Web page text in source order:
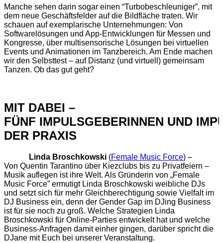
Manche sehen darin sogar einen “Turbobeschleuniger”, mit
dem neue Geschäftsfelder auf die Bildfläche traten. Wir
schauen auf exemplarische Unternehmungen: Von
Softwarelösungen und App-Entwicklungen für Messen und
Kongresse, über multisensorische Lösungen bei virtuellen
Events und Animationen im Tanzbereich. Am Ende machen
wir den Selbsttest – auf Distanz (und virtuell) gemeinsam
Tanzen. Ob das gut geht?
MIT DABEI –
FÜNF IMPULSGEBERINNEN UND
DER PRAXIS
Linda Broschkowski (Female Music Force) –
Von Quentin Tarantino über Kiezclubs bis zu Privatfeiern –
Musik auflegen ist ihre Welt. Als Gründerin von „Female
Music Force” ermutigt Linda Broschkowski weibliche DJs
und setzt sich für mehr Gleichberechtigung sowie Vielfalt im
DJ Business ein, denn der Gender Gap im DJing Business
ist für sie noch zu groß. Welche Strategien Linda
Broschkowski für Online-Parties entwickelt hat und welche
Business-Anfragen damit einher gingen, darüber spricht die
DJane mit Euch bei unserer Veranstaltung.